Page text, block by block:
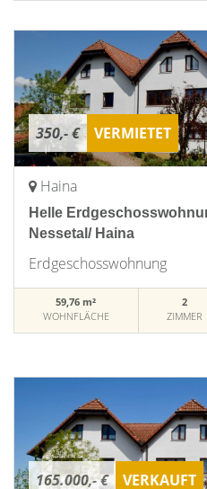
350,- € VERMIETET
Haina
Helle
Nessetal/ Haina
Erdgeschosswohnung
59,76 m²
WOHNFLÄCHE
2
ZIMMER
165.000,- € VERKAUFT